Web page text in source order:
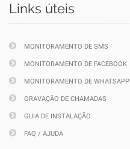
Links úteis
MONITORAMENTO DE SMS
MONITORAMENTO DE FACEBOOK
MONITORAMENTO DE WHATSAPP
GRAVAÇÃO DE CHAMADAS
GUIA DE INSTALAÇÃO
FAQ / AJUDA